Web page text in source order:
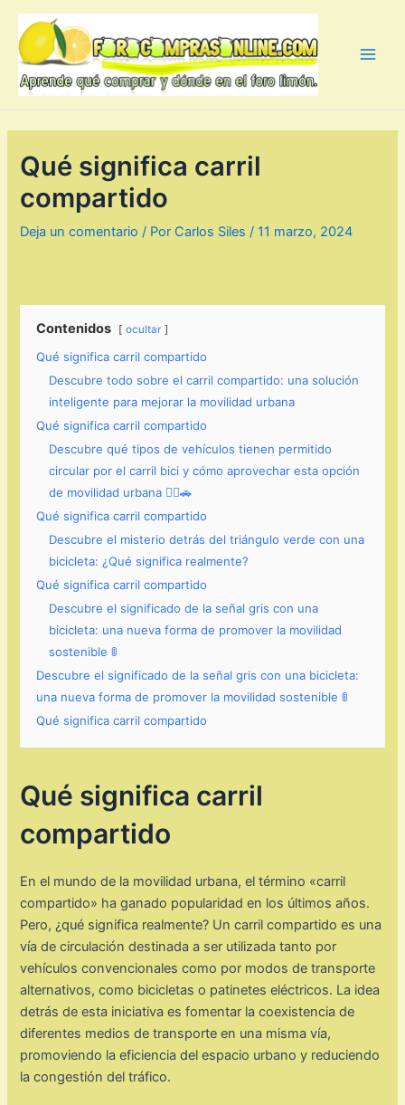
contenido
Qué significa carril
compartido
Deja un comentario / Por Carlos Siles /11 marzo, 2024
Contenidos ocultar
Qué significa carril compartido
Descubre todo sobre el carril compartido: una solución
inteligente para mejorar la movilidad urbana
Qué significa carril compartido
Descubre qué tipos de vehículos tienen permitido
circular por el carril bici y cómo aprovechar esta opción
de movilidad urbana 🚴‍♂️🚗
Qué significa carril compartido
Descubre el misterio detrás del triángulo verde con una
bicicleta: ¿Qué significa realmente?
Qué significa carril compartido
Descubre el significado de la señal gris con una
bicicleta: una nueva forma de promover la movilidad
sostenible 🚦
Descubre el significado de la señal gris con una bicicleta:
una nueva forma de promover la movilidad sostenible 🚦
Qué significa carril compartido
Qué significa carril
compartido
En el mundo de la movilidad urbana, el término «carril
compartido» ha ganado popularidad en los últimos años.
Pero, ¿qué significa realmente? Un carril compartido es una
vía de circulación destinada a ser utilizada tanto por
vehículos convencionales como por modos de transporte
alternativos, como bicicletas o patinetes eléctricos. La idea
detrás de esta iniciativa es fomentar la coexistencia de
diferentes medios de transporte en una misma vía,
promoviendo la eficiencia del espacio urbano y reduciendo
la congestión del tráfico.